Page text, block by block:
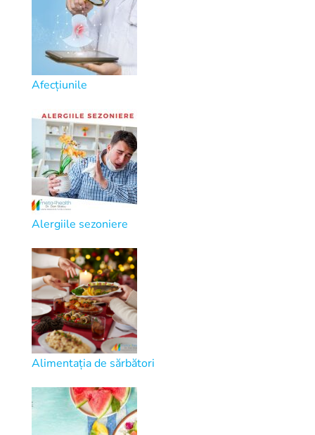
Afecțiunile
Alergiile sezoniere
Alimentația de sărbători